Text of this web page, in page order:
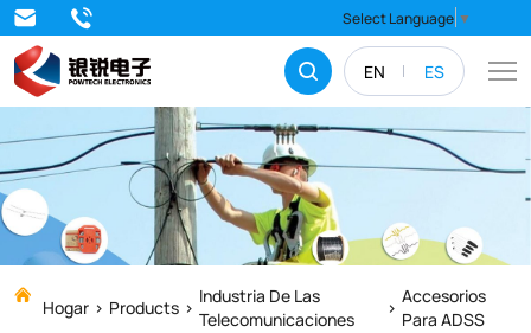
EN ES
Select Language ▼
The
suspension
clamp
is
used
for
the
direct
Hogar Products
Industria De Las
Telecomunicaciones
Accesorios
Para ADSS